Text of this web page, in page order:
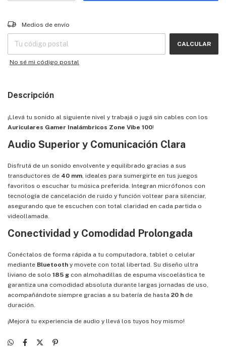
Entregas para el CP:
Medios de envío
CALCULAR
No sé mi código postal
Descripción
¡Llevá tu sonido al siguiente nivel y trabajá o jugá sin cables con los
Auriculares Gamer Inalámbricos Zone Vibe 100!
Audio Superior y Comunicación Clara
Disfrutá de un sonido envolvente y equilibrado gracias a sus
transductores de 40 mm, ideales para sumergirte en tus juegos
favoritos o escuchar tu música preferida. Integran micrófonos con
tecnología de cancelación de ruido y función voltear para silenciar,
asegurando que te escuchen con total claridad en cada partida o
videollamada.
Conectividad y Comodidad Prolongada
Conéctalos de forma rápida a tu computadora, tablet o celular
mediante Bluetooth y movete con total libertad. Su diseño ultra
liviano de solo 185 g con almohadillas de espuma viscoelástica te
garantiza una comodidad absoluta durante largas jornadas de uso,
acompañándote siempre gracias a su batería de hasta 20 h de
duración.
¡Mejorá tu experiencia de audio y llevá los tuyos hoy mismo!